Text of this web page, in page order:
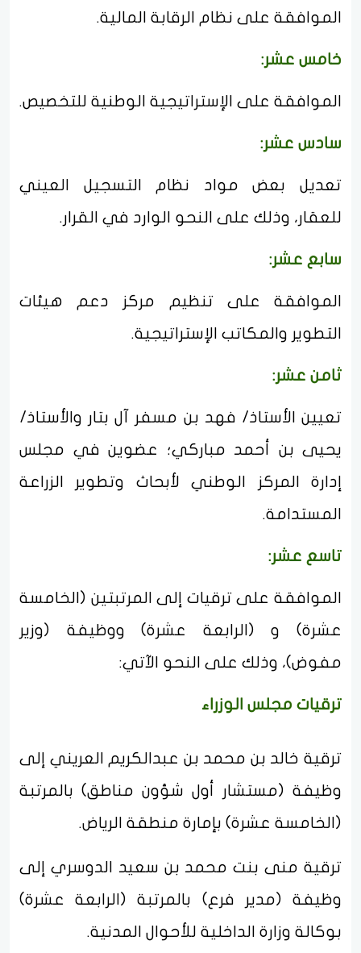
الموافقة على نظام الرقابة المالية.
خامس عشر:
الموافقة على الإستراتيجية الوطنية للتخصيص.
سادس عشر:
تعديل بعض مواد نظام التسجيل العيني
للعقار، وذلك على النحو الوارد في القرار.
سابع عشر:
الموافقة على تنظيم مركز دعم هيئات
التطوير والمكاتب الإستراتيجية.
ثامن عشر:
تعيين الأستاذ/ فهد بن مسفر آل بتار والأستاذ/
يحيى بن أحمد مباركي؛ عضوين في مجلس
إدارة المركز الوطني لأبحاث وتطوير الزراعة
المستدامة.
تاسع عشر:
الموافقة على ترقيات إلى المرتبتين (الخامسة
عشرة) و (الرابعة عشرة) ووظيفة (وزير
مفوض)، وذلك على النحو الآتي:
ترقيات مجلس الوزراء
ترقية خالد بن محمد بن عبدالكريم العريني إلى
وظيفة (مستشار أول شؤون مناطق) بالمرتبة
(الخامسة عشرة) بإمارة منطقة الرياض.
ترقية منى بنت محمد بن سعيد الدوسري إلى
وظيفة (مدير فرع) بالمرتبة (الرابعة عشرة)
بوكالة وزارة الداخلية للأحوال المدنية.